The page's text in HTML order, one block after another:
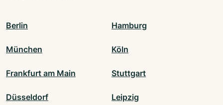
Berlin Hamburg
München Köln
Frankfurt am Main Stuttgart
Düsseldorf Leipzig